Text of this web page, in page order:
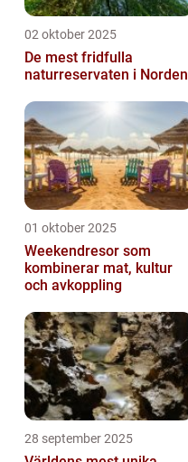
02 oktober 2025
De mest fridfulla
naturreservaten i Norden
01 oktober 2025
Weekendresor som
kombinerar mat, kultur
och avkoppling
28 september 2025